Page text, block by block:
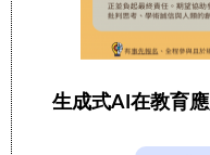
生成式AI在教育